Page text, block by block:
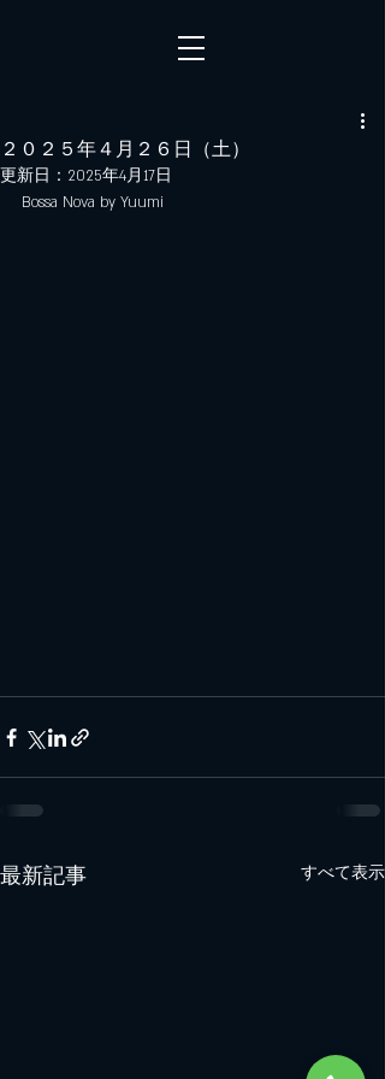
２０２５年４月２６日（土）
更新日： 2025年4月17日
Bossa Nova by Yuumi
最新記事 すべて表示